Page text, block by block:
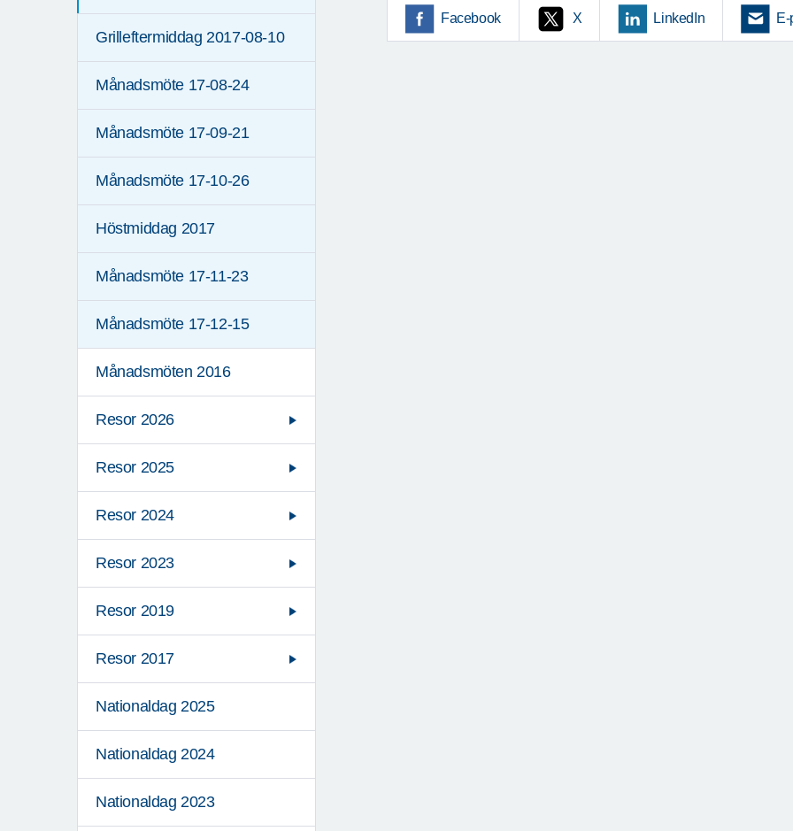
Grilleftermiddag 2017-08-10
Månadsmöte 17-08-24
Månadsmöte 17-09-21
Månadsmöte 17-10-26
Höstmiddag 2017
Månadsmöte 17-11-23
Månadsmöte 17-12-15
Månadsmöten 2016
Resor 2026
Resor 2025
Resor 2024
Resor 2023
Resor 2019
Resor 2017
Nationaldag 2025
Nationaldag 2024
Nationaldag 2023
Facebook X LinkedIn